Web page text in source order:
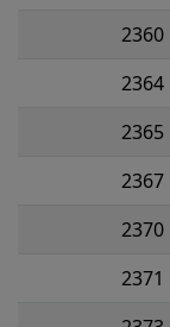
2360
2364
2365
2367
2370
2371